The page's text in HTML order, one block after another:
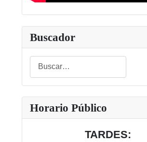
Buscador
Buscar
Type 2 or more
Horario Público
TARDES: